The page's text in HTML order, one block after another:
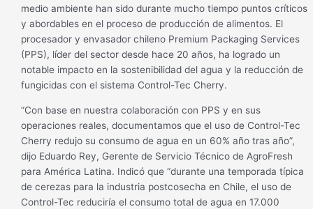
medio ambiente han sido durante mucho tiempo puntos críticos
y abordables en el proceso de producción de alimentos. El
procesador y envasador chileno Premium Packaging Services
(PPS), líder del sector desde hace 20 años, ha logrado un
notable impacto en la sostenibilidad del agua y la reducción de
fungicidas con el sistema Control-Tec Cherry.
“Con base en nuestra colaboración con PPS y en sus
operaciones reales, documentamos que el uso de Control-Tec
Cherry redujo su consumo de agua en un 60% año tras año”,
dijo Eduardo Rey, Gerente de Servicio Técnico de AgroFresh
para América Latina. Indicó que “durante una temporada típica
de cerezas para la industria postcosecha en Chile, el uso de
Control-Tec reduciría el consumo total de agua en 17.000